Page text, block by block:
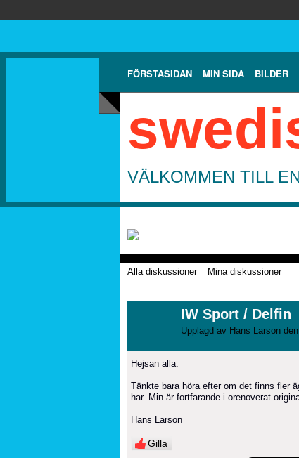
FÖRSTASIDAN MIN SIDA BILDER
VÄLKOMMEN TILL
Alla diskussioner Mina diskussioner
IW Sport / Delfin
Upplagd av Hans Larson
Hejsan alla.
Tänkte bara höra efter om det finns fler
har. Min är fortfarande i orenoverat
Hans Larson
Gilla